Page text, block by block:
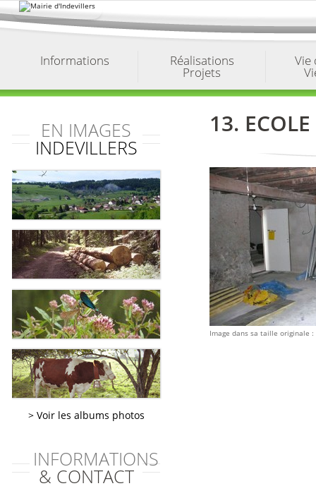
au
contenu.
Informations Réalisations
Projets
Vie
EN IMAGES
INDEVILLERS
Voir les albums photos
INFORMATIONS
& CONTACT
13.
Image dans sa taille originale :